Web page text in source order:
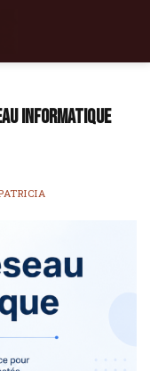
informatique